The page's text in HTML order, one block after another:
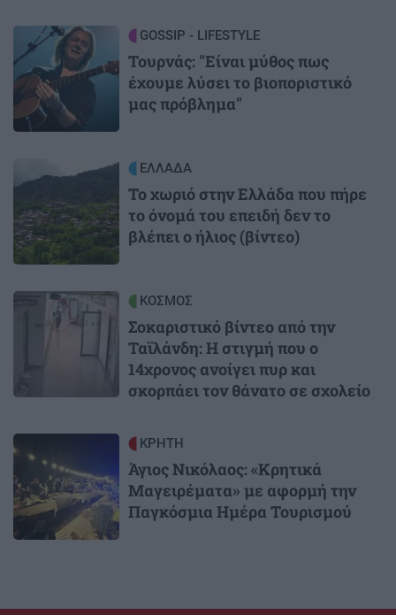
Image GOSSIP - LIFESTYLE
Τουρνάς: "Είναι μύθος πως
έχουμε λύσει το βιοποριστικό
μας πρόβλημα"
ΕΛΛΑΔΑ
Το χωριό στην Ελλάδα που πήρε
το όνομά του επειδή δεν το
βλέπει ο ήλιος (βίντεο)
Image ΚΟΣΜΟΣ
Σοκαριστικό βίντεο από την
Ταϊλάνδη: Η στιγμή που ο
14χρονος ανοίγει πυρ και
σκορπάει τον θάνατο σε σχολείο
Image ΚΡΗΤΗ
Άγιος Νικόλαος: «Κρητικά
Μαγειρέματα» με αφορμή την
Παγκόσμια Ημέρα Τουρισμού